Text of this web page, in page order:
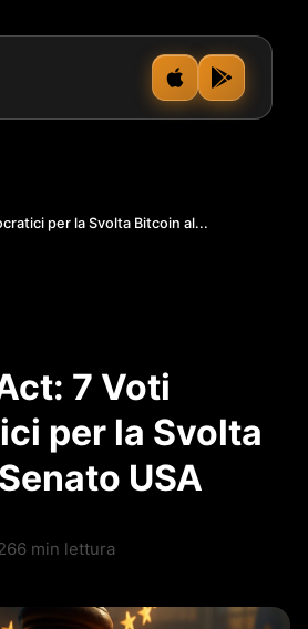
per la Svolta Bitcoin al...
7 Voti
per la Svolta
USA
6 min lettura